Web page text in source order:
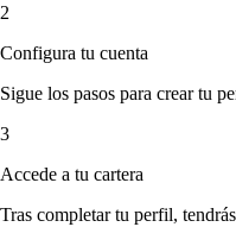
2
Configura tu cuenta
Sigue los pasos para crear tu
3
Accede a tu cartera
Tras completar tu perfil,